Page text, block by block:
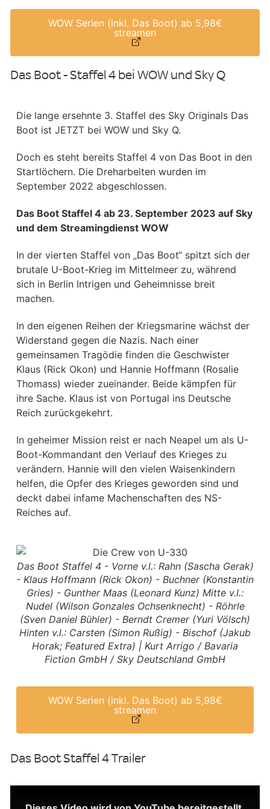
WOW Serien (inkl. Das Boot) ab 5,98€
streamen
Das Boot - Staffel 4 bei WOW und Sky Q
Die lange ersehnte 3. Staffel des Sky Originals Das
Boot ist JETZT bei WOW und Sky Q.
Doch es steht bereits Staffel 4 von Das Boot in den
Startlöchern. Die Dreharbeiten wurden im
September 2022 abgeschlossen.
Das Boot Staffel 4 ab 23. September 2023 auf Sky
und dem Streamingdienst WOW
In der vierten Staffel von „Das Boot“ spitzt sich der
brutale U-Boot-Krieg im Mittelmeer zu, während
sich in Berlin Intrigen und Geheimnisse breit
machen.
In den eigenen Reihen der Kriegsmarine wächst der
Widerstand gegen die Nazis. Nach einer
gemeinsamen Tragödie finden die Geschwister
Klaus (Rick Okon) und Hannie Hoffmann (Rosalie
Thomass) wieder zueinander. Beide kämpfen für
ihre Sache. Klaus ist von Portugal ins Deutsche
Reich zurückgekehrt.
In geheimer Mission reist er nach Neapel um als U-
Boot-Kommandant den Verlauf des Krieges zu
verändern. Hannie will den vielen Waisenkindern
helfen, die Opfer des Krieges geworden sind und
deckt dabei infame Machenschaften des NS-
Reiches auf.
Das Boot Staffel 4 - Vorne v.l.: Rahn (Sascha Gerak)
- Klaus Hoffmann (Rick Okon) - Buchner (Konstantin
Gries) - Gunther Maas (Leonard Kunz) Mitte v.l.:
Nudel (Wilson Gonzales Ochsenknecht) - Röhrle
(Sven Daniel Bühler) - Berndt Cremer (Yuri Völsch)
Hinten v.l.: Carsten (Simon Rußig) - Bischof (Jakub
Horak; Featured Extra) | Kurt Arrigo / Bavaria
Fiction GmbH / Sky Deutschland GmbH
WOW Serien (inkl. Das Boot) ab 5,98€
streamen
Das Boot Staffel 4 Trailer